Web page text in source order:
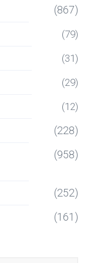
(867)
(79)
(31)
(29)
(12)
(228)
(958)
(252)
(161)